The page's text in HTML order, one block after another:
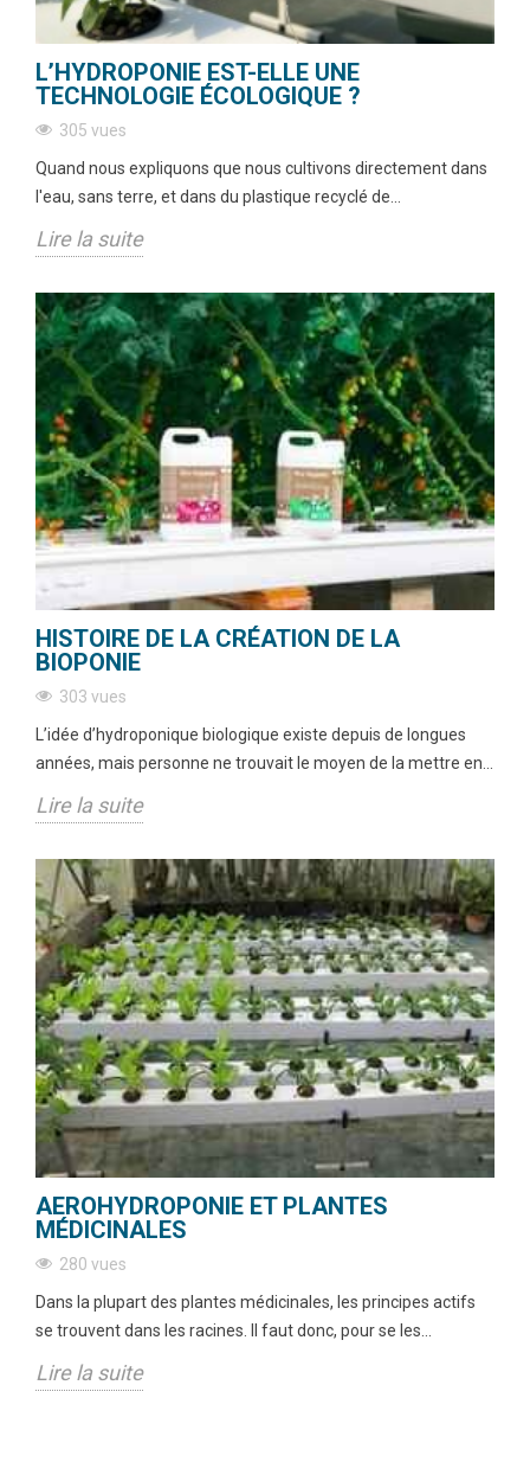
L’HYDROPONIE EST-ELLE UNE
TECHNOLOGIE ÉCOLOGIQUE ?
305 vues
Quand nous expliquons que nous cultivons directement dans
l'eau, sans terre, et dans du plastique recyclé de...
Lire la suite
HISTOIRE DE LA CRÉATION DE LA
BIOPONIE
303 vues
L’idée d’hydroponique biologique existe depuis de longues
années, mais personne ne trouvait le moyen de la mettre en...
Lire la suite
AEROHYDROPONIE ET PLANTES
MÉDICINALES
280 vues
Dans la plupart des plantes médicinales, les principes actifs
se trouvent dans les racines. Il faut donc, pour se les...
Lire la suite